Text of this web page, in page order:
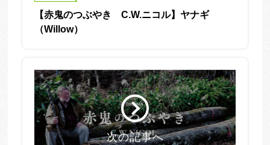
【赤鬼のつぶやき C.W.ニコル】ヤナギ
（Willow）
次の記事へ